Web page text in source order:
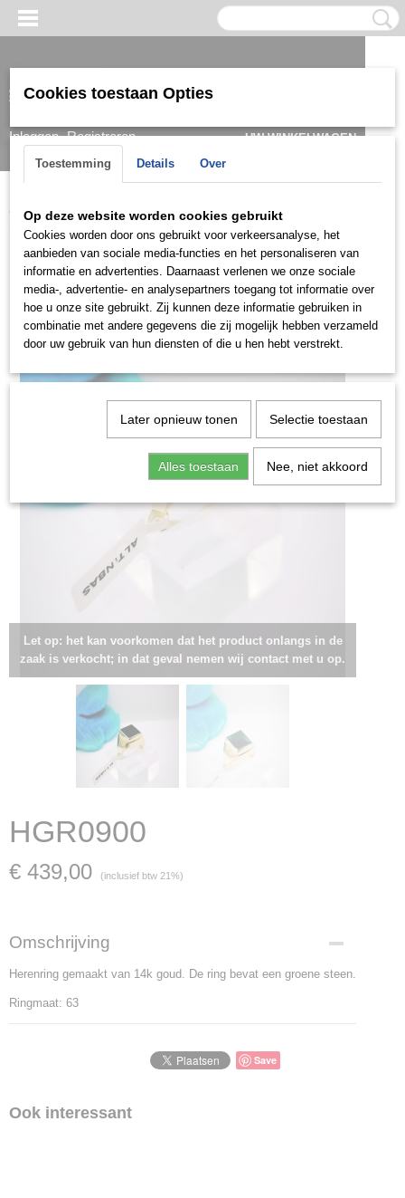
Inloggen Registreren
UW WINKELWAGEN
Home > > Herenringen Ringen 14k HGR0900
Let op: het kan voorkomen dat het product onlangs in de
zaak is verkocht; in dat geval nemen wij contact met u op.
HGR0900
€ 439,00 (inclusief btw 21%)
Omschrijving
Herenring gemaakt van 14k goud. De ring bevat een groene steen.
Ringmaat: 63
Save
Ook interessant
Cookies toestaan Opties
Toestemming Details Over
Op deze website worden cookies gebruikt
Cookies worden door ons gebruikt voor verkeersanalyse, het
aanbieden van sociale media-functies en het personaliseren van
informatie en advertenties. Daarnaast verlenen we onze sociale
media-, advertentie- en analysepartners toegang tot informatie over
hoe u onze site gebruikt. Zij kunnen deze informatie gebruiken in
combinatie met andere gegevens die zij mogelijk hebben verzameld
door uw gebruik van hun diensten of die u hen hebt verstrekt.
Later opnieuw tonen Selectie toestaan
Alles toestaan Nee, niet akkoord